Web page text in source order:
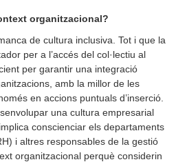
organitzacional?
de cultura inclusiva. Tot i que la
per a l’accés del col·lectiu al
per garantir una integració
amb la millor de les
en accions puntuals d’inserció.
una cultura empresarial
conscienciar els departaments
i altres responsables de la gestió
organitzacional perquè considerin